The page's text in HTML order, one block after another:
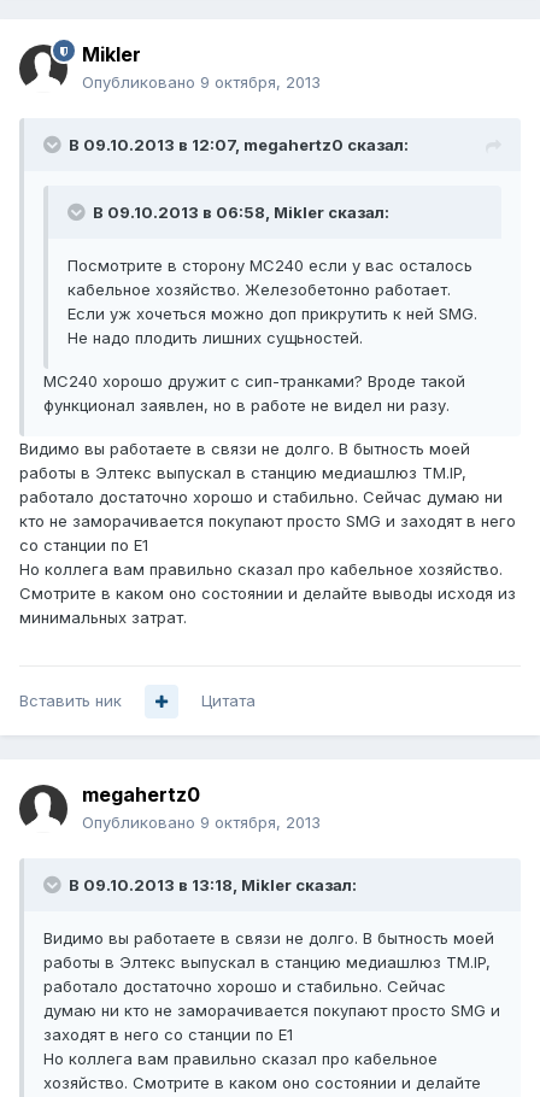
Mikler
Опубликовано 9 октября, 2013
В 09.10.2013 в 12:07, megahertz0 сказал:
В 09.10.2013 в 06:58, Mikler сказал:
Посмотрите в сторону МС240 если у вас осталось
кабельное хозяйство. Железобетонно работает.
Если уж хочеться можно доп прикрутить к ней SMG.
Не надо плодить лишних сущьностей.
МС240 хорошо дружит с сип-транками? Вроде такой
функционал заявлен, но в работе не видел ни разу.
Видимо вы работаете в связи не долго. В бытность моей
работы в Элтекс выпускал в станцию медиашлюз TM.IP,
работало достаточно хорошо и стабильно. Сейчас думаю ни
кто не заморачивается покупают просто SMG и заходят в него
со станции по E1
Но коллега вам правильно сказал про кабельное хозяйство.
Смотрите в каком оно состоянии и делайте выводы исходя из
минимальных затрат.
Вставить ник Цитата
megahertz0
Опубликовано 9 октября, 2013
В 09.10.2013 в 13:18, Mikler сказал:
Видимо вы работаете в связи не долго. В бытность моей
работы в Элтекс выпускал в станцию медиашлюз TM.IP,
работало достаточно хорошо и стабильно. Сейчас
думаю ни кто не заморачивается покупают просто SMG и
заходят в него со станции по E1
Но коллега вам правильно сказал про кабельное
хозяйство. Смотрите в каком оно состоянии и делайте